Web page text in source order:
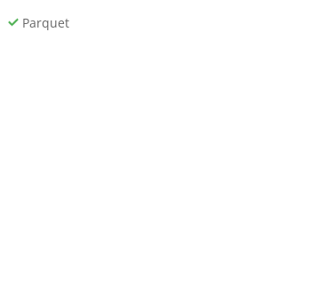
Parquet